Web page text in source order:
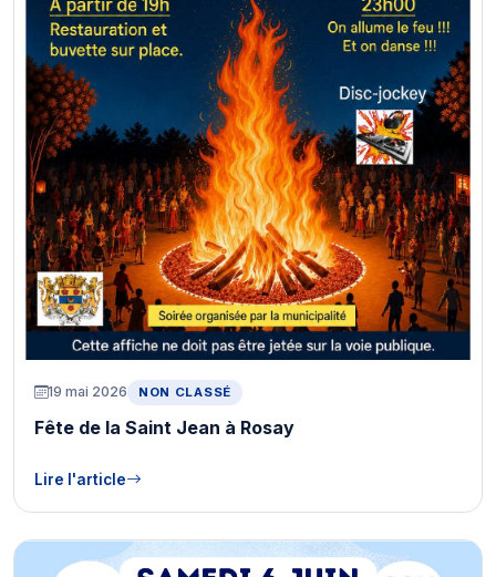
19 mai 2026 NON CLASSÉ
Fête de la Saint Jean à Rosay
Lire l'article